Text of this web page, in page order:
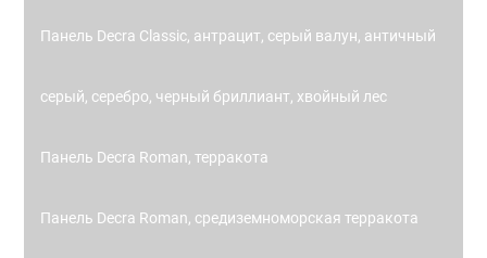
Панель Decra Classic, антрацит, серый валун, античный
серый, серебро, черный бриллиант, хвойный лес
Панель Decra Roman, терракота
Панель Decra Roman, средиземноморская терракота